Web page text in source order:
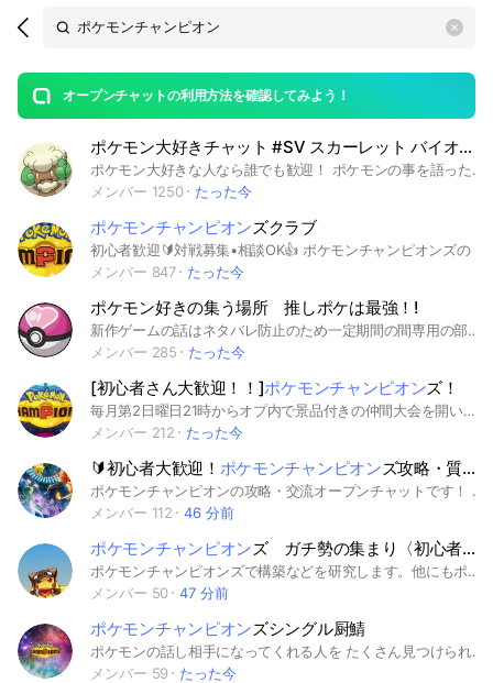
Search
OpenChats
messages
search
area
オープンチャットの利用方法を確認してみよう！
open
ポケモン大好きチャット #SV スカーレット バイオレット スカバイ
ポケモン大好きな人なら誰でも歓迎！ ポケモンの事を語ったり 情報を交換したり 攻略・構築の相談をしたり ポケモンの事なら何でも 色々雑談しましょう meta ポケモン ポケットモンスター ポケカ ポケモンカード ゲーム ピカチュウ イーブイ ピカブイ USM usm ウルトラ サン ムーン 剣盾 ソード シールド ポケGO ホーム HOME ポケダン ポケモン不思議のダンジョン 鎧の孤島 冠の雪原 ポケモンスナップ スナップ ポケスナトレード レイド Switch スイッチ ダイパ ブリリアント ダイヤモンド シャイニング パール ダイパリメイク BDSP LEGENDS アルセウス スカーレット バイオレット SV スカー バイオ スカバイ チャンピオン ポケチャン
メンバー 1250
たった今
ポケモンチャンピオンズクラブ
メンバー 847
たった今
ポケモン好きの集う場所 推しポケは最強！!
新作ゲームの話はネタバレ防止のため一定期間の間専用の部屋のみでお願いします ポケモン愛を語り、楽しみ、深めよう ポケモン好きなら どんな人でも受け入れます ポケポケとかユナイトとか色んなゲーム を一緒に楽しもう！ #ポケモン #ポケポケ #イラスト #ポケモンチャンピオン #ポケチャン #ZA ＃ポケGO #ポケユナ #ポケカ #アニポケ #宣伝 #ポケクエ #ポケマス #ポケまぜ #剣盾 #SV #BDSP #レジェアル #ユナイト #ポケスリ#ぽこぽけ #pokemon sleep #pokemon champions #ポケモン好き #ゆるい #推し #推しポケ #ブイズ #推し活 #雑談 #サブトーク #ゆびをふる #相談
メンバー 285
たった今
[初心者さん大歓迎！！]ポケモンチャンピオンズ！
毎月第2日曜日21時からオプ内で景品付きの仲間大会を開いています！(シングルダブル交互に開いています！) 対戦募集◎構築相談◎ ライブトークを頻繁に開くので、それぞれ対戦しながら話すことができます！ みんなで、ノートに構築などを貼っています！ モンスター級からチャンピオン級まで幅広い人がいます！ 交換なども○ みんなで楽しく、強くなりましょう！ 気軽に入ってください！ #ポケモン#ポケモン交換#ポケモン対戦#ポケモンチャンピオンズ#ポケモンchampions#初心者#初心者大歓迎#ポケモンSV#スカバイ#ポケモン剣盾#剣盾#ポケモンサン&ムーン#ポケモンSM#Valorant#大会
メンバー 212
たった今
🔰初心者大歓迎！ ポケモンチャンピオンズ攻略・質問・雑談｜誰でも気軽に参加OK
ポケモンチャンピオンの攻略・交流オープンチャットです！ 初心者さん大歓迎！ 攻略情報の共有、マルチプレイ募集、雑談などをのんびり楽しめるコミュニティです。 「攻略がわからない」 「一緒にマルチプレイしたい」 「ポケモン好きと交流したい」 そんな方はぜひ参加してください！ ■ このオープンチャットでできること ・ポケモンチャンピオン攻略情報の共有 ・マルチプレイ募集 ・初心者質問＆相談 ・ポケモン雑談・交流 ・フレンド募集 ■ こんな人におすすめ ・ポケモン初心者 ・攻略情報を知りたい ・一緒に遊ぶ仲間を探している ・のんびり交流したい ■ 参加ルール ・暴言、荒らし、迷惑行為は禁止 ・みんなが楽しく遊べるようにしましょう ・初心者さんには優しく！ ■ コミュニティ案内 より深く交流したい方は Discordコミュニティ もあります！ ・マルチプレイ募集 ・ゲーム交流 ・雑談 など、ポケモン好きが集まる場所になっています。 ポケモン好きなら誰でも参加OK！ のんびり楽しく交流しましょう！ https://discord.gg/NP39VJK2Mt
メンバー 112
46 分前
ポケモンチャンピオンズ ガチ勢の集まり〈初心者🔰大歓迎✨️スマホ版の人も!〉雑談OK
ポケモンチャンピオンズで構築などを研究します。他にもポケモンを交換したり、雑談したり… このオプでは大会も行います👏👏 チャンピオンズ以外にも海風、SVなど色んなゲームもしています 共に楽しいオプを作りましょう! ＃チャンピオンズ＃ポケモン#ポケチャン＃対戦#チャンピオン#ポケモンチャンピオンズ#SV#ポケモンSV#海風#ウインド#ウェーブ#ポケモンGO#ポケGO
メンバー 50
47 分前
ポケモンチャンピオンズシングル厨鯖
ポケモンの話し相手になってくれる人を たくさん見つけられる場所にします！ 初心者の方もガチ勢の方も歓迎します！ 対戦したり情報を交換したりしましょう！！ 初心者の方には1から丁寧に説明するので 任せてください！ 一緒にチャンピオン目指しましょう！！ 追記 シーズンM-3 瞬間一位います！ 2026 6/22〜 #ポケモンチャンピオンズ #ポケモン対戦 #ポケモン初心者
メンバー 59
たった今